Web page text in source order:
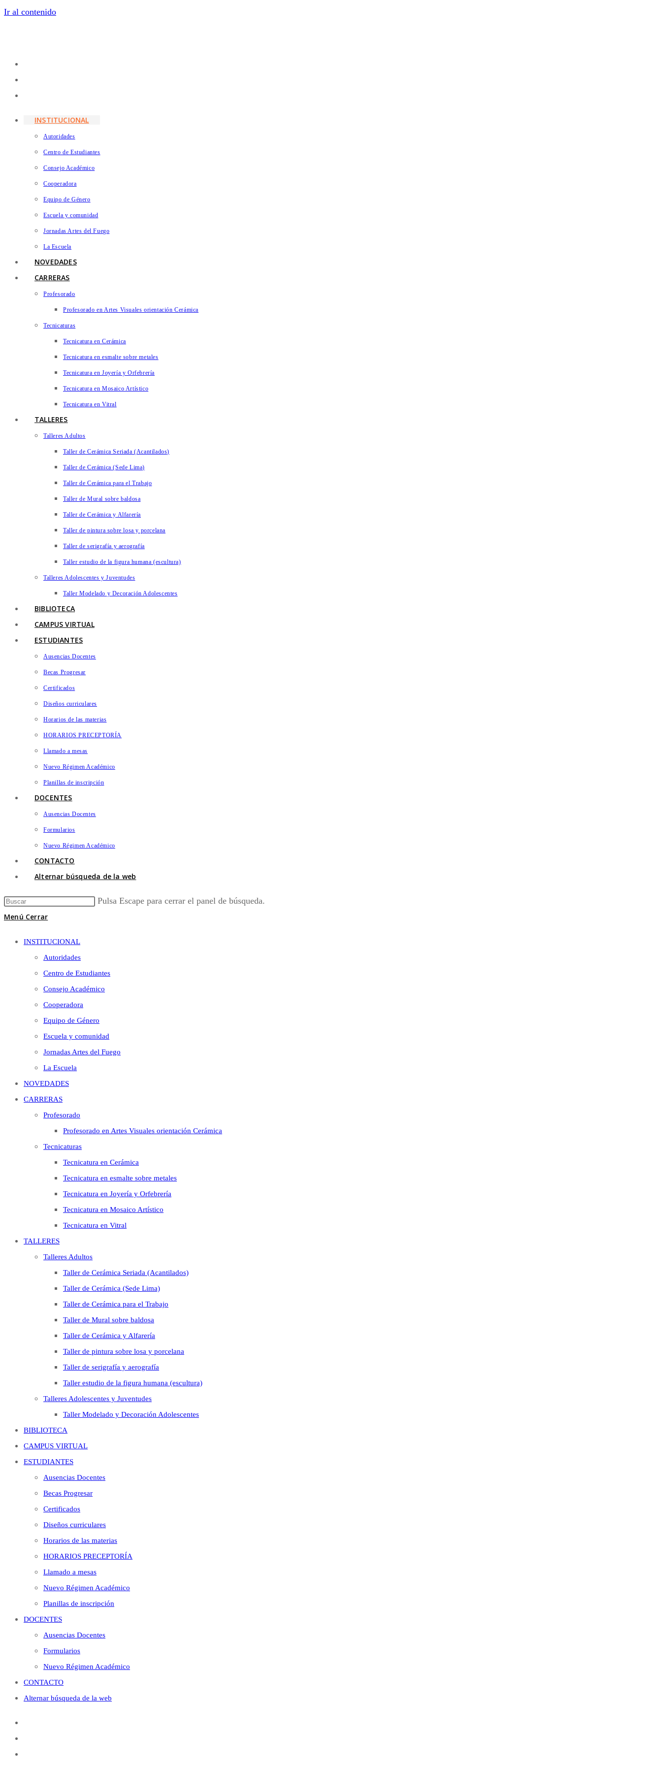
Ir al contenido
INSTITUCIONAL
Autoridades
Centro de Estudiantes
Consejo Académico
Cooperadora
Equipo de Género
Escuela y comunidad
Jornadas Artes del Fuego
La Escuela
NOVEDADES
CARRERAS
Profesorado
Profesorado en Artes Visuales orientación Cerámica
Tecnicaturas
Tecnicatura en Cerámica
Tecnicatura en esmalte sobre metales
Tecnicatura en Joyería y Orfebrería
Tecnicatura en Mosaico Artístico
Tecnicatura en Vitral
TALLERES
Talleres Adultos
Taller de Cerámica Seriada (Acantilados)
Taller de Cerámica (Sede Lima)
Taller de Cerámica para el Trabajo
Taller de Mural sobre baldosa
Taller de Cerámica y Alfarería
Taller de pintura sobre losa y porcelana
Taller de serigrafía y aerografía
Taller estudio de la figura humana (escultura)
Talleres Adolescentes y Juventudes
Taller Modelado y Decoración Adolescentes
BIBLIOTECA
CAMPUS VIRTUAL
ESTUDIANTES
Ausencias Docentes
Becas Progresar
Certificados
Diseños curriculares
Horarios de las materias
HORARIOS PRECEPTORÍA
Llamado a mesas
Nuevo Régimen Académico
Planillas de inscripción
DOCENTES
Ausencias Docentes
Formularios
Nuevo Régimen Académico
CONTACTO
Alternar búsqueda de la web
Pulsa Escape para cerrar el panel de búsqueda.
Menú Cerrar
INSTITUCIONAL
Autoridades
Centro de Estudiantes
Consejo Académico
Cooperadora
Equipo de Género
Escuela y comunidad
Jornadas Artes del Fuego
La Escuela
NOVEDADES
CARRERAS
Profesorado
Profesorado en Artes Visuales orientación Cerámica
Tecnicaturas
Tecnicatura en Cerámica
Tecnicatura en esmalte sobre metales
Tecnicatura en Joyería y Orfebrería
Tecnicatura en Mosaico Artístico
Tecnicatura en Vitral
TALLERES
Talleres Adultos
Taller de Cerámica Seriada (Acantilados)
Taller de Cerámica (Sede Lima)
Taller de Cerámica para el Trabajo
Taller de Mural sobre baldosa
Taller de Cerámica y Alfarería
Taller de pintura sobre losa y porcelana
Taller de serigrafía y aerografía
Taller estudio de la figura humana (escultura)
Talleres Adolescentes y Juventudes
Taller Modelado y Decoración Adolescentes
BIBLIOTECA
CAMPUS VIRTUAL
ESTUDIANTES
Ausencias Docentes
Becas Progresar
Certificados
Diseños curriculares
Horarios de las materias
HORARIOS PRECEPTORÍA
Llamado a mesas
Nuevo Régimen Académico
Planillas de inscripción
DOCENTES
Ausencias Docentes
Formularios
Nuevo Régimen Académico
CONTACTO
Alternar búsqueda de la web